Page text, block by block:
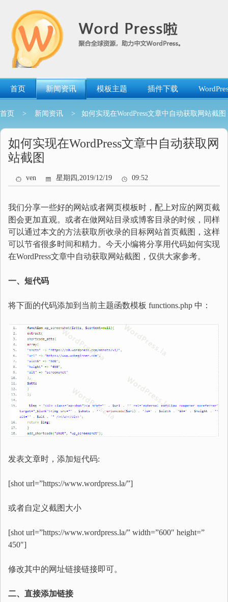
首页 新闻资讯 模板主题 插件下载
首页 > 新闻资讯 > 如何实现在WordPress文章中自动获取网站截图
如何实现在WordPress文章中自动获取网
站截图
ven 星期四,2019/12/19 09:52
我们分享一些好的网站或者网页模板时，配上对应的网页截
图会更加直观。或者在做网站目录或博客目录的时候，同样
可以通过本文的方法获取所收录的目标网站首页截图，这样
可以节省很多时间和精力。今天小编将分享用代码如何实现
在WordPress文章中自动获取网站截图，仅供大家参考。
一、短代码
将下面的代码添加到当前主题函数模板 functions.php 中：
发表文章时，添加短代码:
[shot url=”https://www.wordpress.la/”]
或者自定义截图大小
[shot url=”https://www.wordpress.la/” width=”600″ height=”
450″]
修改其中的网址链接链接即可。
二、直接添加链接